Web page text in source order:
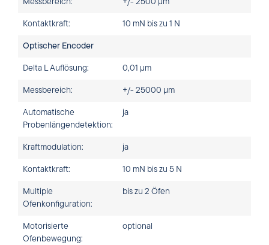
Messbereich: +/- 2500 µm
Kontaktkraft: 10 mN bis zu 1 N
Optischer Encoder
Delta L Auflösung: 0,01 µm
Messbereich: +/- 25000 µm
Automatische
Probenlängendetektion:
ja
Kraftmodulation: ja
Kontaktkraft: 10 mN bis zu 5 N
Multiple
Ofenkonfiguration:
bis zu 2 Öfen
Motorisierte
Ofenbewegung:
optional